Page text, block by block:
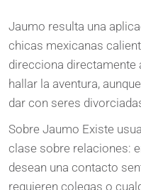
Jaumo resulta una
chicas mexicanas
direcciona directamente
hallar la aventura,
dar con seres
Sobre Jaumo Existe
clase sobre relaciones:
desean una contacto
requieren colegas o